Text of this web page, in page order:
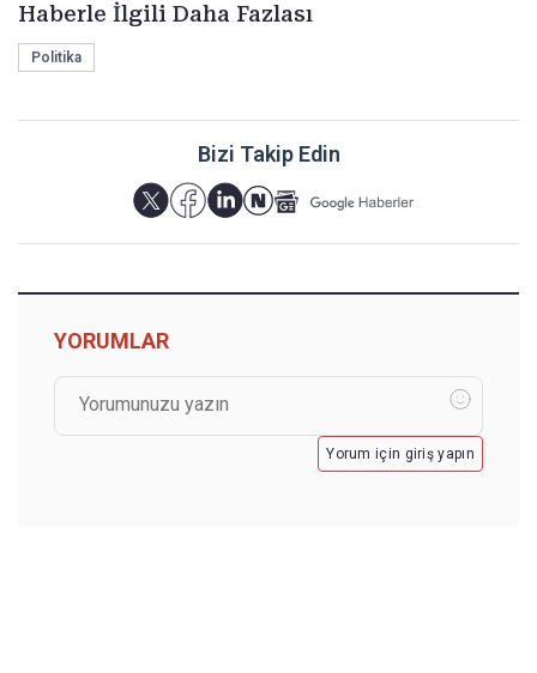
Haberle İlgili Daha Fazlası
Politika
Bizi Takip Edin
YORUMLAR
Yorum için giriş yapın